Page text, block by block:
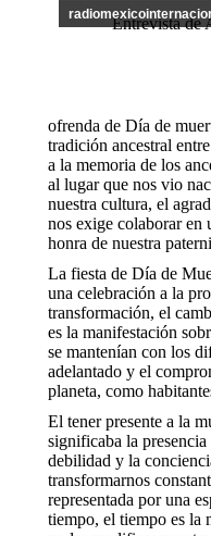
Entrevista de
ofrenda de Día de
tradición ancestral
a la memoria de los
al lugar que nos vio
nuestra cultura, el
nos exige colaborar en
honra de nuestra
La fiesta de Día de
una celebración a la
transformación, el
es la manifestación
se mantenían con los
adelantado y el
planeta, como
El tener presente a la
significaba la
debilidad y la
transformarnos
representada por una
tiempo, el tiempo es la